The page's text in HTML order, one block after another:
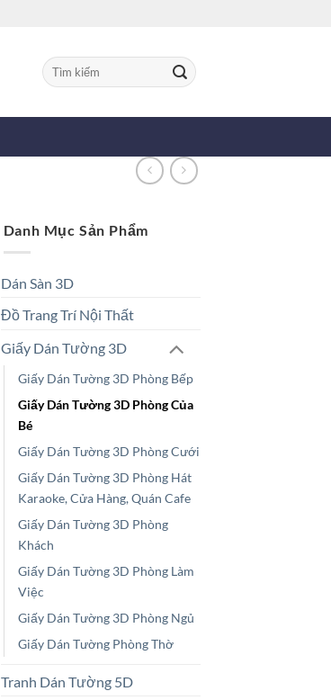
Tìm
kiếm:
Danh Mục Sản Phẩm
Dán Sàn 3D
Đồ Trang Trí Nội Thất
Giấy Dán Tường 3D
Giấy Dán Tường 3D Phòng Bếp
Giấy Dán Tường 3D Phòng Của
Bé
Giấy Dán Tường 3D Phòng Cưới
Giấy Dán Tường 3D Phòng Hát
Karaoke, Cửa Hàng, Quán Cafe
Giấy Dán Tường 3D Phòng
Khách
Giấy Dán Tường 3D Phòng Làm
Việc
Giấy Dán Tường 3D Phòng Ngủ
Giấy Dán Tường Phòng Thờ
Tranh Dán Tường 5D